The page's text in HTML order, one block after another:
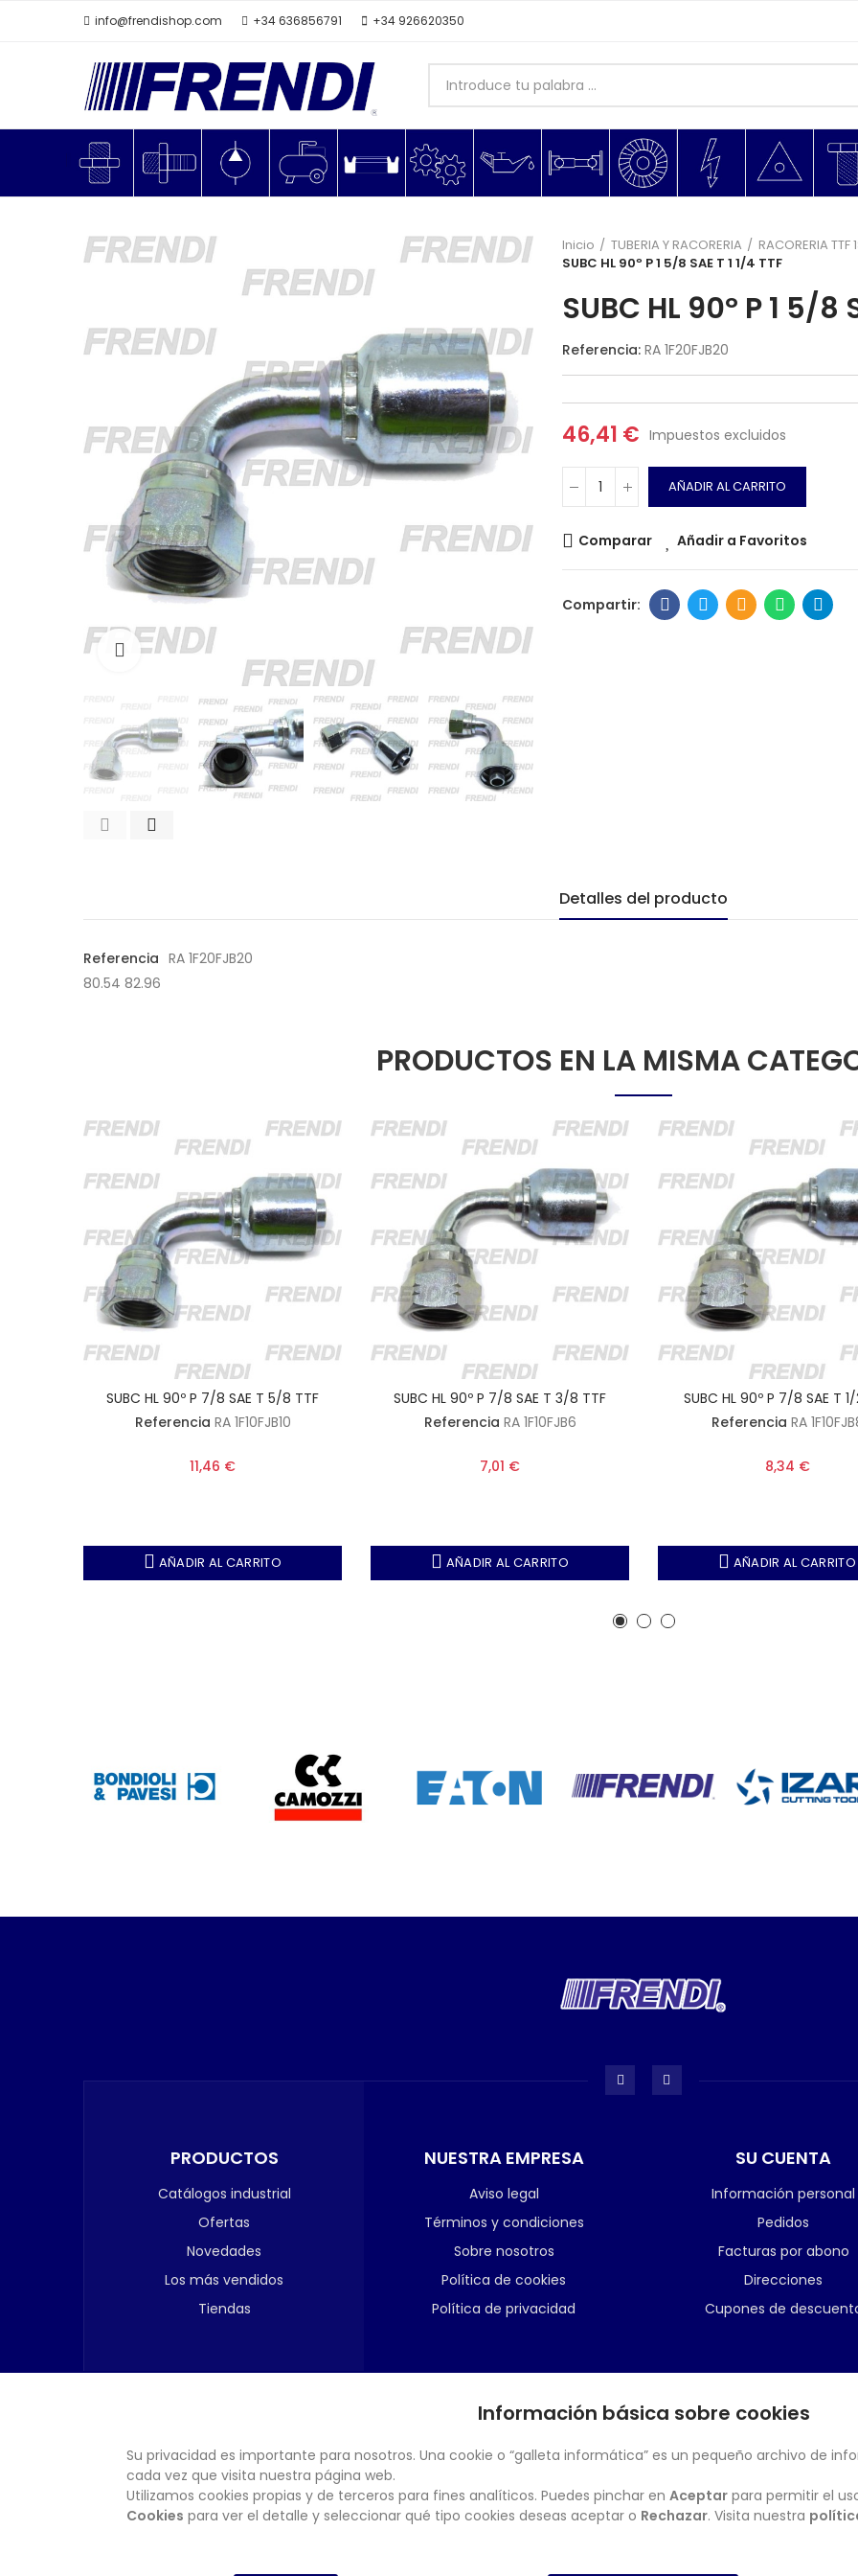
info@frendishop.com +34 636856791 +34 926620350
Click para agrandar
Inicio TUBERIA Y RACORERIA
RACORERIA
SUBC HL 90º P 1 5/8 SAE T 1 1/4 TTF
SUBC HL 90º P 1 5/8
Referencia: RA 1F20FJB20
46,41 € Impuestos excluidos
AÑADIR AL CARRITO
Comparar Añadir a Favoritos
Detalles del producto
Referencia RA 1F20FJB20
80.54 82.96
PRODUCTOS EN LA MISMA
SUBC HL 90º P 7/8 SAE T 5/8 TTF
Referencia RA 1F10FJB10
11,46 €
AÑADIR AL CARRITO
SUBC HL 90º P 7/8 SAE T 3/8 TTF
Referencia RA 1F10FJB6
7,01 €
AÑADIR AL CARRITO
SUBC HL 90º P 7/8 SAE T
Referencia RA
8,34 €
AÑADIR AL CARRITO
PRODUCTOS
Catálogos industrial
Ofertas
Novedades
Los más vendidos
Tiendas
NUESTRA EMPRESA
Aviso legal
Términos y condiciones
Sobre nosotros
Política de cookies
Política de privacidad
SU CUENTA
Información personal
Pedidos
Facturas por abono
Direcciones
Cupones de
BOLETÍN
Información básica sobre cookies
Su privacidad es importante para nosotros. Una cookie o “galleta informática” es un pequeño archivo de
cada vez que visita nuestra página web.
Utilizamos cookies propias y de terceros para fines analíticos. Puedes pinchar en Aceptar para permitir el
Cookies para ver el detalle y seleccionar qué tipo cookies deseas aceptar o Rechazar. Visita nuestra